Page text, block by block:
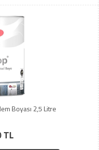
Boyası 2,5 Litre
TL